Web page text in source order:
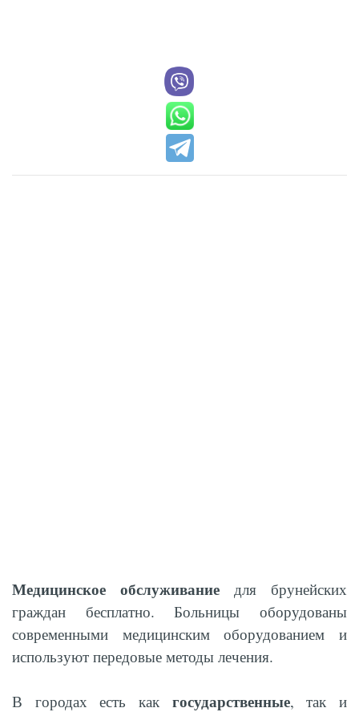
Медицинское обслуживание для брунейских
граждан бесплатно. Больницы оборудованы
современными медицинским оборудованием и
используют передовые методы лечения.
В городах есть как государственные, так и